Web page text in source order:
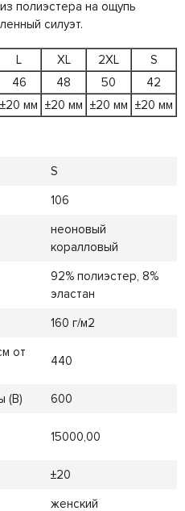
полиэстера на ощупь
силуэт.
L XL 2XL
S
46 48 50
42
±20 мм ±20 мм ±20 мм ±20 мм
S
106
неоновый
коралловый
92% полиэстер, 8%
эластан
160 г/м2
от
440
(B)
600
15000,00
±20
женский